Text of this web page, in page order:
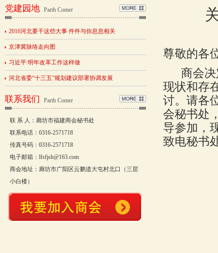
党建园地 Parth Comer
2016河北要干这些大事 件件与你息息相关
京津冀脉络走向图
习近平:明年改革工作这样做
河北省委“十三五”规划建议部署协调发展
联系我们 Parth Comer
联 系 人：廊坊市福建商会秘书处
联系电话：0316-2571718
传真号码：0316-2571718
电子邮箱：lfsfjsh@163.com
商会地址：廊坊市广阳区云鹏道大屯村北口（三层
小白楼）
尊敬的各
商会
现状和存
讨。请各
会秘书处
导参加，
致电秘书